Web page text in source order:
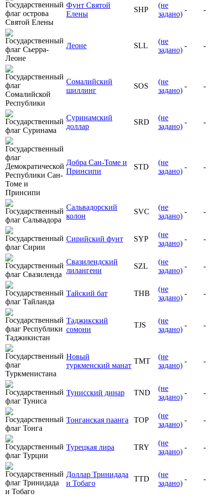
Фунт Святой
Елены
SHP
(не
задано)
- -
Леоне SLL
(не
задано)
- -
Сомалийский
шиллинг
SOS
(не
задано)
- -
Суринамский
доллар
SRD
(не
задано)
- -
Добра Сан-Томе и
Принсипи
STD
(не
задано)
- -
Сальвадорский
колон
SVC
(не
задано)
- -
Сирийский фунт SYP
(не
задано)
- -
Свазилендский
лилангени
SZL
(не
задано)
- -
Тайский бат THB
(не
задано)
- -
Таджикский
сомони
TJS
(не
задано)
- -
Новый
туркменский манат
TMT
(не
задано)
- -
Тунисский динар TND
(не
задано)
- -
Тонганская паанга TOP
(не
задано)
- -
Турецкая лира TRY
(не
задано)
- -
Доллар Тринидада
и Тобаго
TTD
(не
задано)
- -